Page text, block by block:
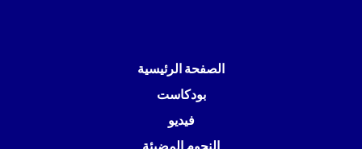
الصفحة الرئيسية
بودكاست
فيديو
النجوم المضيئة